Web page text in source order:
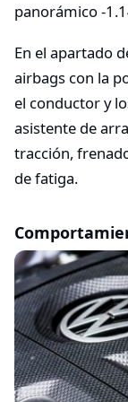
panorámico -
En el apartado
airbags con la
el conductor y
asistente de
tracción,
de fatiga.